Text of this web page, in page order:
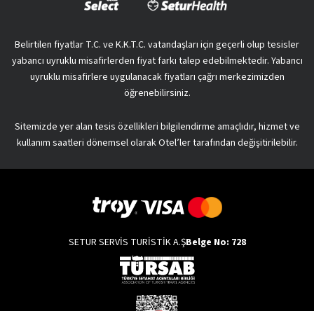
Belirtilen fiyatlar T.C. ve K.K.T.C. vatandaşları için geçerli olup tesisler
yabancı uyruklu misafirlerden fiyat farkı talep edebilmektedir. Yabancı
uyruklu misafirlere uygulanacak fiyatları çağrı merkezimizden
öğrenebilirsiniz.
Sitemizde yer alan tesis özellikleri bilgilendirme amaçlıdır, hizmet ve
kullanım saatleri dönemsel olarak Otel’ler tarafından değişitirilebilir.
SETUR SERVİS TURİSTİK A.ŞBelge No: 728